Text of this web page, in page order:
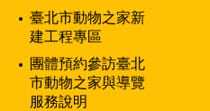
臺北市動物之家新
建工程專區
團體預約參訪臺北
市動物之家與導覽
服務說明